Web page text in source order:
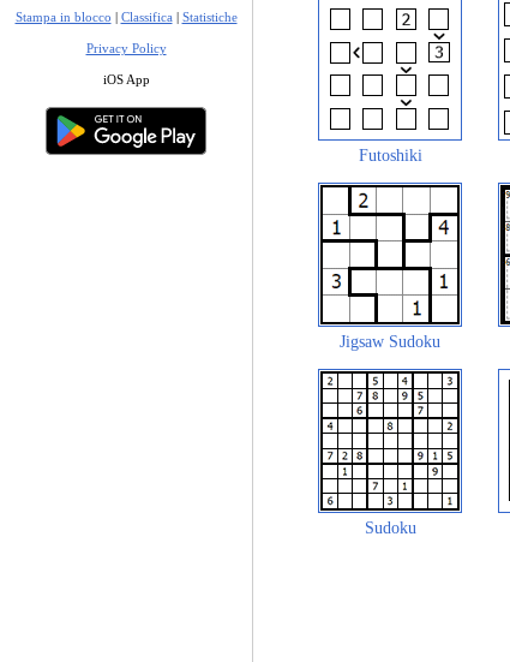
Stampa in blocco | Classifica | Statistiche
Privacy Policy
iOS App
Futoshiki
Jigsaw Sudoku
Sudoku